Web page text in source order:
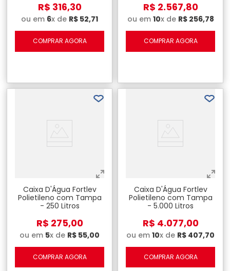
R$ 316,30
ou em 6x de R$ 52,71
COMPRAR AGORA
R$ 2.567,80
ou em 10x de R$ 256,78
COMPRAR AGORA
Caixa D'Água Fortlev
Polietileno com Tampa
- 250 Litros
R$ 275,00
ou em 5x de R$ 55,00
COMPRAR AGORA
Caixa D'Água Fortlev
Polietileno com Tampa
- 5.000 Litros
R$ 4.077,00
ou em 10x de R$ 407,70
COMPRAR AGORA